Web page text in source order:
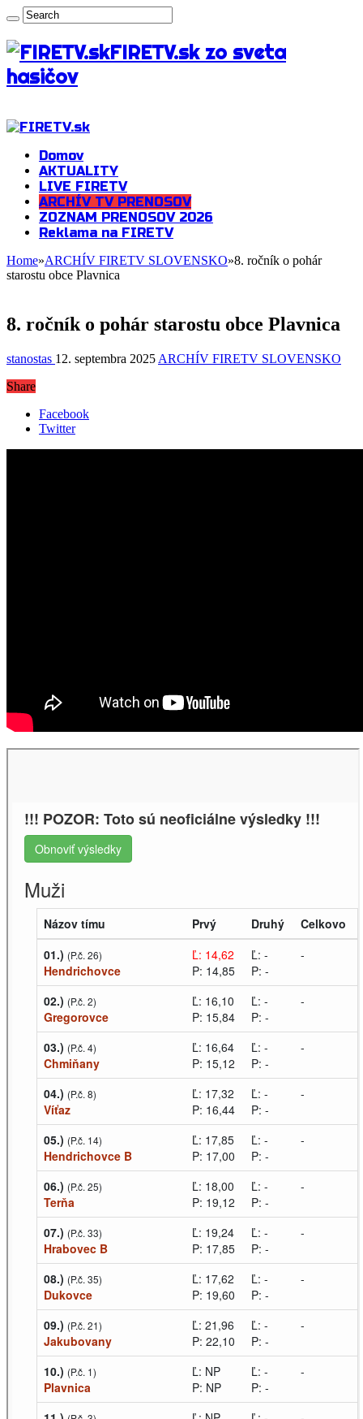
FIRETV.sk zo sveta
hasičov
Domov
AKTUALITY
LIVE FIRETV
ARCHÍV TV PRENOSOV
ZOZNAM PRENOSOV 2026
Reklama na FIRETV
Home»ARCHÍV FIRETV SLOVENSKO»8. ročník o pohár
starostu obce Plavnica
8. ročník o pohár starostu obce Plavnica
stanostas 12. septembra 2025 ARCHÍV FIRETV SLOVENSKO
Share
Facebook
Twitter